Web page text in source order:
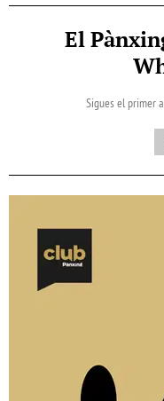
El
Sigues el primer